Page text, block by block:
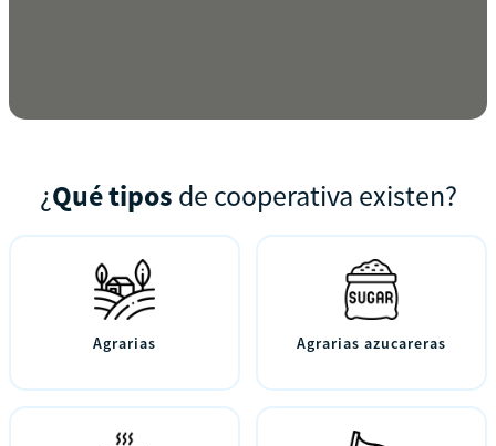
¿Qué tipos de cooperativa existen?
Agrarias Agrarias azucareras